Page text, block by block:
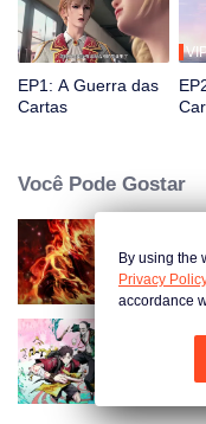
EP1: A Guerra das
Cartas
Você Pode Gostar
By using the
Privacy
accordance